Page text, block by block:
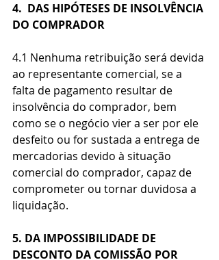
4.  DAS HIPÓTESES DE INSOLVÊNCIA
DO COMPRADOR
4.1 Nenhuma retribuição será devida
ao representante comercial, se a
falta de pagamento resultar de
insolvência do comprador, bem
como se o negócio vier a ser por ele
desfeito ou for sustada a entrega de
mercadorias devido à situação
comercial do comprador, capaz de
comprometer ou tornar duvidosa a
liquidação.
5. DA IMPOSSIBILIDADE DE
DESCONTO DA COMISSÃO POR